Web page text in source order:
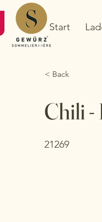
Start
< Back
Chili -
21269